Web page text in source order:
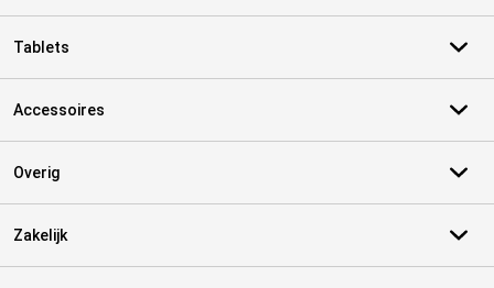
Tablets
Accessoires
Overig
Zakelijk